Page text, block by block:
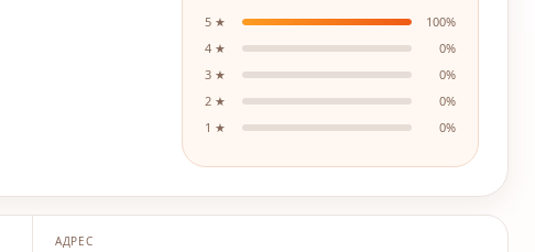
5 ★ 100%
4 ★ 0%
3 ★ 0%
2 ★ 0%
1 ★ 0%
АДРЕС